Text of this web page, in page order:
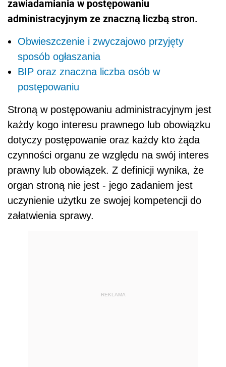
zawiadamiania w postępowaniu
administracyjnym ze znaczną liczbą stron.
Obwieszczenie i zwyczajowo przyjęty
sposób ogłaszania
BIP oraz znaczna liczba osób w
postępowaniu
Stroną w postępowaniu administracyjnym jest
każdy kogo interesu prawnego lub obowiązku
dotyczy postępowanie oraz każdy kto żąda
czynności organu ze względu na swój interes
prawny lub obowiązek. Z definicji wynika, że
organ stroną nie jest - jego zadaniem jest
uczynienie użytku ze swojej kompetencji do
załatwienia sprawy.
REKLAMA